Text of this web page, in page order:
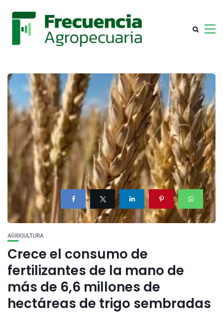
AGRICULTURA
Crece el consumo de
fertilizantes de la mano de
más de 6,6 millones de
hectáreas de trigo sembradas